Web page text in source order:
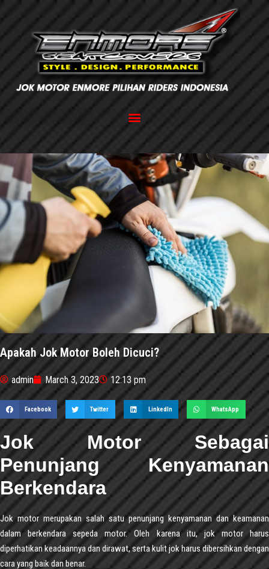
Apakah Jok Motor Boleh Dicuci?
admin March 3, 2023 12:13 pm
Facebook Twitter LinkedIn WhatsApp
Jok Motor Sebagai
Penunjang Kenyamanan
Berkendara
Jok motor merupakan salah satu penunjang kenyamanan dan keamanan
dalam berkendara sepeda motor. Oleh karena itu, jok motor harus
diperhatikan keadaannya dan dirawat, serta kulit jok harus dibersihkan dengan
cara yang baik dan benar.